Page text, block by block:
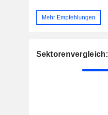
Mehr Empfehlungen
Sektorenvergleich: